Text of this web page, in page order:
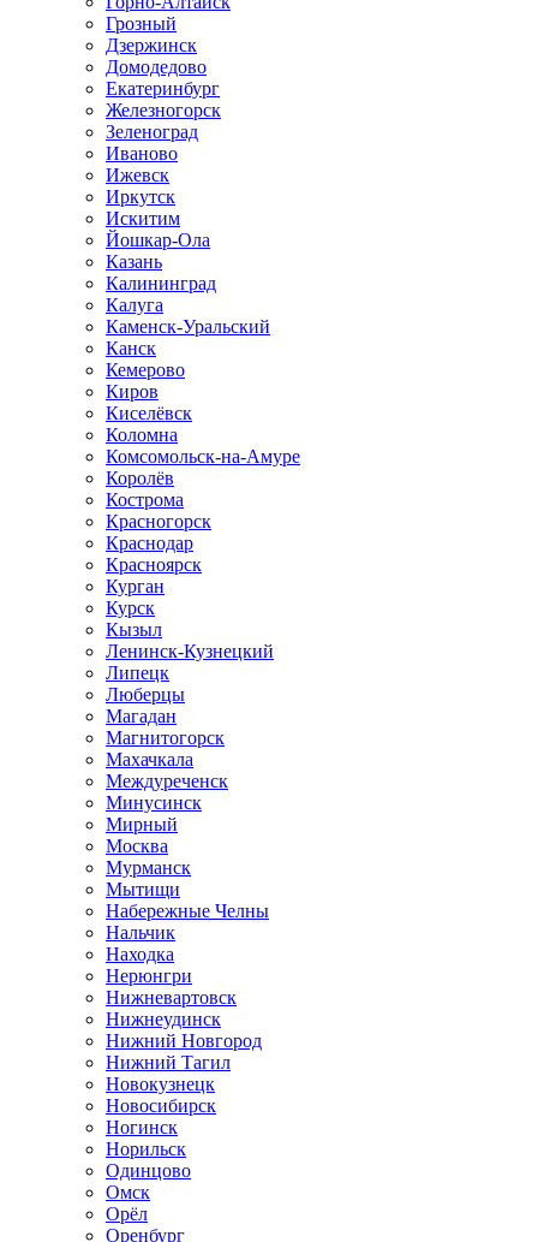
Грозный
Дзержинск
Домодедово
Екатеринбург
Железногорск
Зеленоград
Иваново
Ижевск
Иркутск
Искитим
Йошкар-Ола
Казань
Калининград
Калуга
Каменск-Уральский
Канск
Кемерово
Киров
Киселёвск
Коломна
Комсомольск-на-Амуре
Королёв
Кострома
Красногорск
Краснодар
Красноярск
Курган
Курск
Кызыл
Ленинск-Кузнецкий
Липецк
Люберцы
Магадан
Магнитогорск
Махачкала
Междуреченск
Минусинск
Мирный
Москва
Мурманск
Мытищи
Набережные Челны
Нальчик
Находка
Нерюнгри
Нижневартовск
Нижнеудинск
Нижний Новгород
Нижний Тагил
Новокузнецк
Новосибирск
Ногинск
Норильск
Одинцово
Омск
Орёл
Оренбург